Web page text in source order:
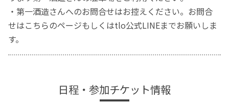
・第一酒造さんへのお問合せはお控えください。お問合
せはこちらのページもしくはtlo公式LINEまでお願いしま
す。
日程・参加チケット情報